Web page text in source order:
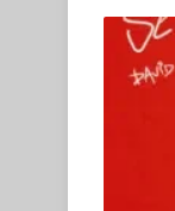
David
Carreira